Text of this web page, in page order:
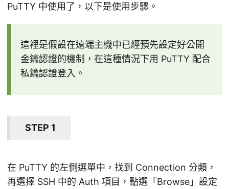
PuTTY 中使用了，以下是使用步驟。
這裡是假設在遠端主機中已經預先設定好公開
金鑰認證的機制，在這種情況下用 PuTTY 配合
私鑰認證登入。
STEP 1
在 PuTTY 的左側選單中，找到 Connection 分類，
再選擇 SSH 中的 Auth 項目，點選「Browse」設定